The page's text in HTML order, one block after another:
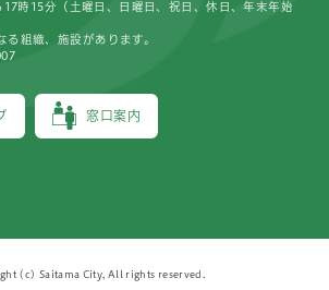
窓口案内
17時15分（土曜日、日曜日、祝日、休日、年末年始
組織、施設があります。
(c) Saitama City, All rights reserved.